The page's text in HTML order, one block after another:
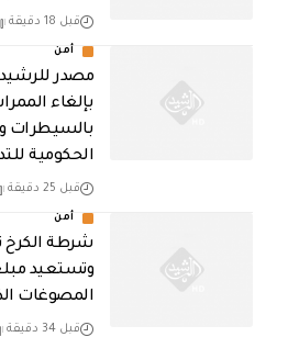
قبل 18 دقيقة
أمن
مصدر
بإلغاء
بالسيطرات
الحكومية
قبل 25 دقيقة
أمن
شرطة الكرخ
المصوغات
قبل 34 دقيقة